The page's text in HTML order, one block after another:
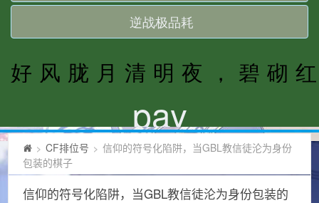
> CF排位号 > 信仰的符号化陷阱，当GBL教信徒沦为身份
包装的棋子
信仰的符号化陷阱，当GBL教信徒沦为身份包装的